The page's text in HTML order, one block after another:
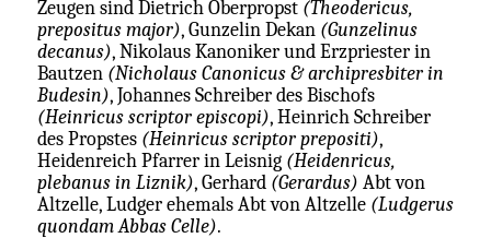
Zeugen sind Dietrich Oberpropst (Theodericus,
prepositus major), Gunzelin Dekan (Gunzelinus
decanus), Nikolaus Kanoniker und Erzpriester in
Bautzen (Nicholaus Canonicus & archipresbiter in
Budesin), Johannes Schreiber des Bischofs
(Heinricus scriptor episcopi), Heinrich Schreiber
des Propstes (Heinricus scriptor prepositi),
Heidenreich Pfarrer in Leisnig (Heidenricus,
plebanus in Liznik), Gerhard (Gerardus) Abt von
Altzelle, Ludger ehemals Abt von Altzelle (Ludgerus
quondam Abbas Celle).